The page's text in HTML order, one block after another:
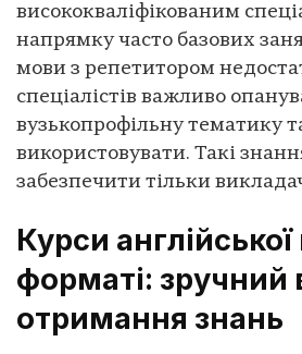
висококваліфікованим
напрямку часто базових
мови з репетитором
спеціалістів важливо
вузькопрофільну тематику
використовувати. Такі
забезпечити тільки
Курси
форматі: зручний
отримання знань